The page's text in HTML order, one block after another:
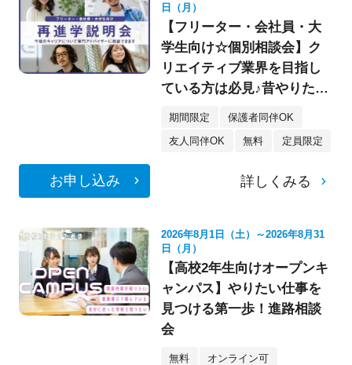
日（月）
【フリーター・会社員・大
学生向け☆個別相談会】ク
リエイティブ業界を目指し
ている方は必見♪昔やりたか
った夢を叶えましょう！＜
期間限定 保護者同伴OK
友人同伴OK 無料 定員限定
お申し込み 詳しくみる
2026年8月1日（土）～2026年8月31
日（月）
【高校2年生向けオープンキ
ャンパス】やりたい仕事を
見つける第一歩！進路相談
会
無料 オンライン可